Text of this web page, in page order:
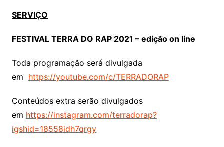
SERVIÇO
FESTIVAL TERRA DO RAP 2021 – edição on line
Toda programação será divulgada
em https://youtube.com/c/TERRADORAP
Conteúdos extra serão divulgados
em https://instagram.com/terradorap?
igshid=18558idh7qrgy